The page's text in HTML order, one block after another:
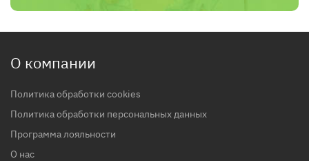
О компании
Политика обработки cookies
Политика обработки персональных данных
Программа лояльности
О нас